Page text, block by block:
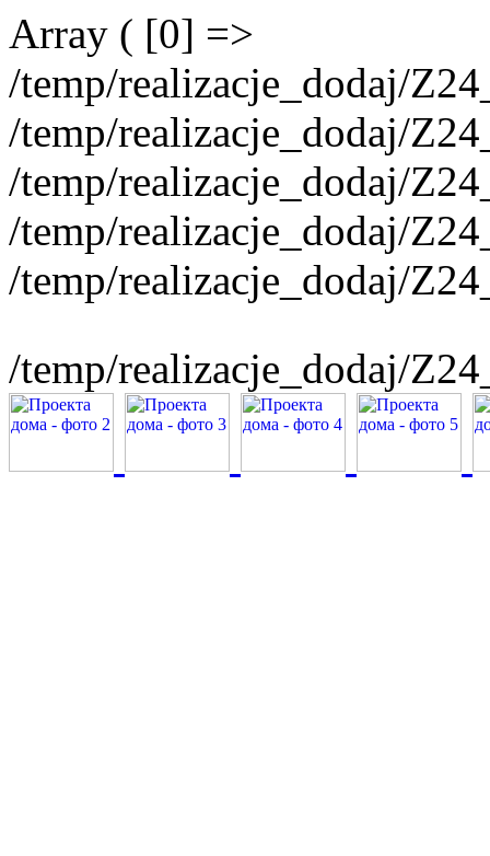
Array ( [0] =>
/temp/realizacje_dodaj/
/temp/realizacje_dodaj/
/temp/realizacje_dodaj/
/temp/realizacje_dodaj/
/temp/realizacje_dodaj/
/temp/realizacje_dodaj/